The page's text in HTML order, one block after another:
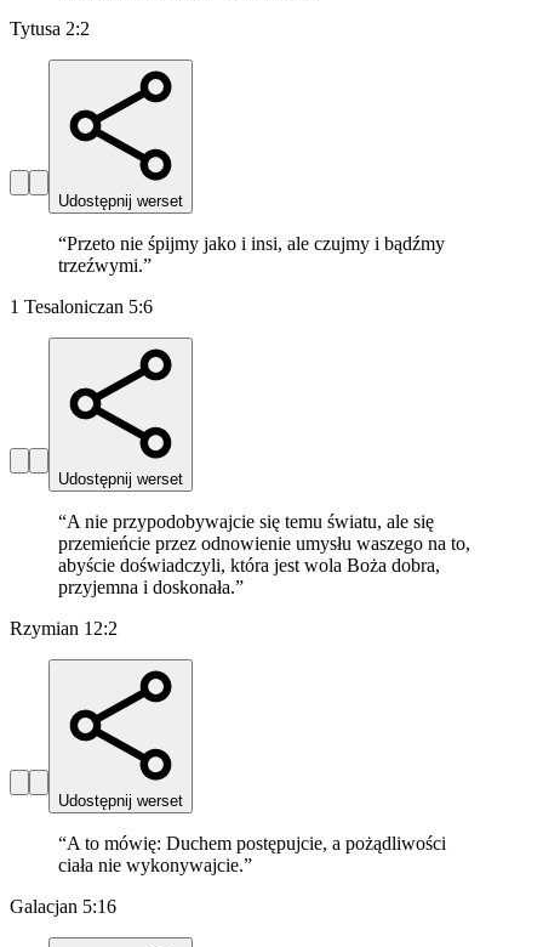
Tytusa 2:2
Udostępnij werset
“Przeto nie śpijmy jako i insi, ale czujmy i bądźmy
trzeźwymi.”
1 Tesaloniczan 5:6
Udostępnij werset
“A nie przypodobywajcie się temu światu, ale się
przemieńcie przez odnowienie umysłu waszego na to,
abyście doświadczyli, która jest wola Boża dobra,
przyjemna i doskonała.”
Rzymian 12:2
Udostępnij werset
“A to mówię: Duchem postępujcie, a pożądliwości
ciała nie wykonywajcie.”
Galacjan 5:16